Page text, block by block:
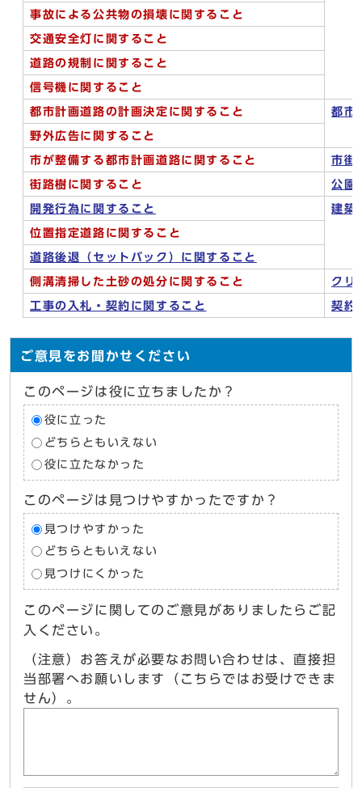
事故による公共物の損壊に関すること
交通安全灯に関すること
道路の規制に関すること
信号機に関すること
都市計画道路の計画決定に関すること 都市
野外広告に関すること
市が整備する都市計画道路に関すること 市街
街路樹に関すること 公園
開発行為に関すること 建築
位置指定道路に関すること
道路後退（セットバック）に関すること
側溝清掃した土砂の処分に関すること クリ
工事の入札・契約に関すること 契約
ご意見をお聞かせください
このページは役に立ちましたか？
役に立った
どちらともいえない
役に立たなかった
このページは見つけやすかったですか？
見つけやすかった
どちらともいえない
見つけにくかった
このページに関してのご意見がありましたらご記
入ください。
（注意）お答えが必要なお問い合わせは、直接担
当部署へお願いします（こちらではお受けできま
せん）。